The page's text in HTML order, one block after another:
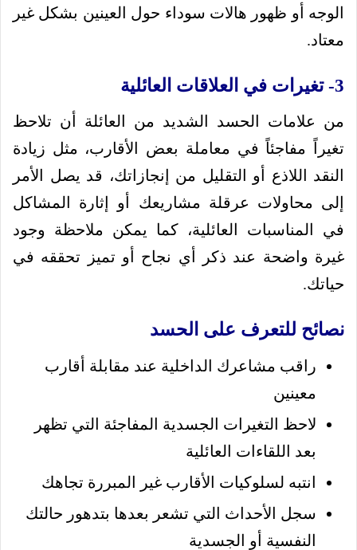
الوجه أو ظهور هالات سوداء حول العينين بشكل غير
معتاد.
3- تغيرات في العلاقات العائلية
من علامات الحسد الشديد من العائلة أن تلاحظ
تغيراً مفاجئاً في معاملة بعض الأقارب، مثل زيادة
النقد اللاذع أو التقليل من إنجازاتك، قد يصل الأمر
إلى محاولات عرقلة مشاريعك أو إثارة المشاكل
في المناسبات العائلية، كما يمكن ملاحظة وجود
غيرة واضحة عند ذكر أي نجاح أو تميز تحققه في
حياتك.
نصائح للتعرف على الحسد
راقب مشاعرك الداخلية عند مقابلة أقارب
معينين
لاحظ التغيرات الجسدية المفاجئة التي تظهر
بعد اللقاءات العائلية
انتبه لسلوكيات الأقارب غير المبررة تجاهك
سجل الأحداث التي تشعر بعدها بتدهور حالتك
النفسية أو الجسدية